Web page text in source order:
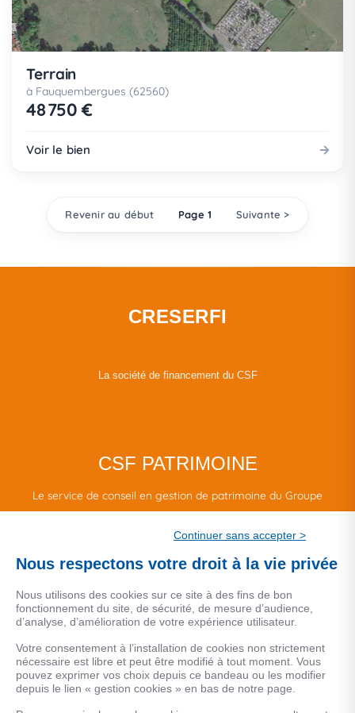
Terrain
à Fauquembergues (62560)
48 750 €
Voir le bien
Revenir au début Page 1 Suivante >
CRESERFI
La société de financement du CSF
CSF PATRIMOINE
Le service de conseil en gestion de patrimoine du Groupe
MENTIONS LEGALES
Données personnelles
Continuer sans accepter >
Nous respectons votre droit à la vie privée
Nous utilisons des cookies sur ce site à des fins de bon
fonctionnement du site, de sécurité, de mesure d’audience,
d’analyse, d’amélioration de votre expérience utilisateur.
Votre consentement à l’installation de cookies non strictement
nécessaire est libre et peut être modifié à tout moment. Vous
pouvez exprimer vos choix depuis ce bandeau ou les modifier
depuis le lien « gestion cookies » en bas de notre page.